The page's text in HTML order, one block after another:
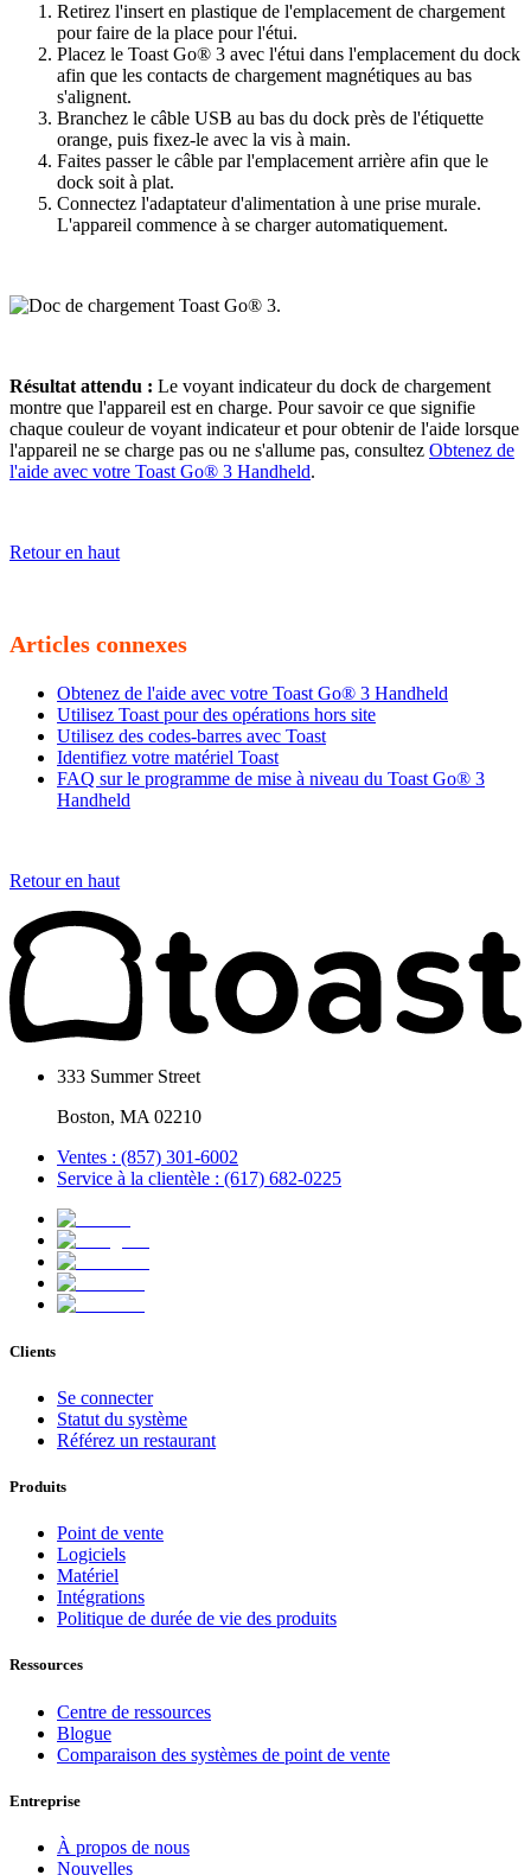
Retirez l'insert en plastique de l'emplacement de chargement
pour faire de la place pour l'étui.
Placez le Toast Go® 3 avec l'étui dans l'emplacement du dock
afin que les contacts de chargement magnétiques au bas
s'alignent.
Branchez le câble USB au bas du dock près de l'étiquette
orange, puis fixez-le avec la vis à main.
Faites passer le câble par l'emplacement arrière afin que le
dock soit à plat.
Connectez l'adaptateur d'alimentation à une prise murale.
L'appareil commence à se charger automatiquement.
Résultat attendu : Le voyant indicateur du dock de chargement
montre que l'appareil est en charge. Pour savoir ce que signifie
chaque couleur de voyant indicateur et pour obtenir de l'aide lorsque
l'appareil ne se charge pas ou ne s'allume pas, consultez Obtenez de
l'aide avec votre Toast Go® 3 Handheld.
Retour en haut
Articles connexes
Obtenez de l'aide avec votre Toast Go® 3 Handheld
Utilisez Toast pour des opérations hors site
Utilisez des codes-barres avec Toast
Identifiez votre matériel Toast
FAQ sur le programme de mise à niveau du Toast Go® 3
Handheld
Retour en haut
333 Summer Street
Boston, MA 02210
Ventes : (857) 301-6002
Service à la clientèle : (617) 682-0225
Clients
Se connecter
Statut du système
Référez un restaurant
Produits
Point de vente
Logiciels
Matériel
Intégrations
Politique de durée de vie des produits
Ressources
Centre de ressources
Blogue
Comparaison des systèmes de point de vente
Entreprise
À propos de nous
Nouvelles